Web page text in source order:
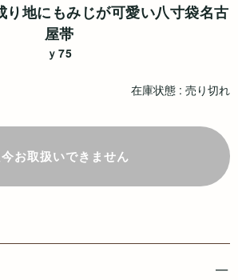
り地にもみじが可愛い八寸袋名古
屋帯
ｙ75
在庫状態 : 売り切れ
お取扱いできません